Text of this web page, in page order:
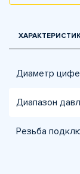
Диаметр
Диапазон
Резьба